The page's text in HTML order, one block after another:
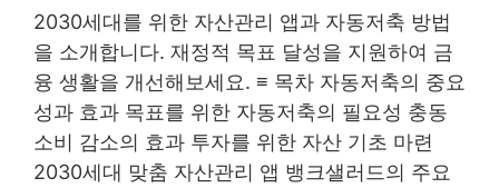
2030세대를 위한 자산관리 앱과 자동저축 방법
을 소개합니다. 재정적 목표 달성을 지원하여 금
융 생활을 개선해보세요. ≡ 목차 자동저축의 중요
성과 효과 목표를 위한 자동저축의 필요성 충동
소비 감소의 효과 투자를 위한 자산 기초 마련
2030세대 맞춤 자산관리 앱 뱅크샐러드의 주요